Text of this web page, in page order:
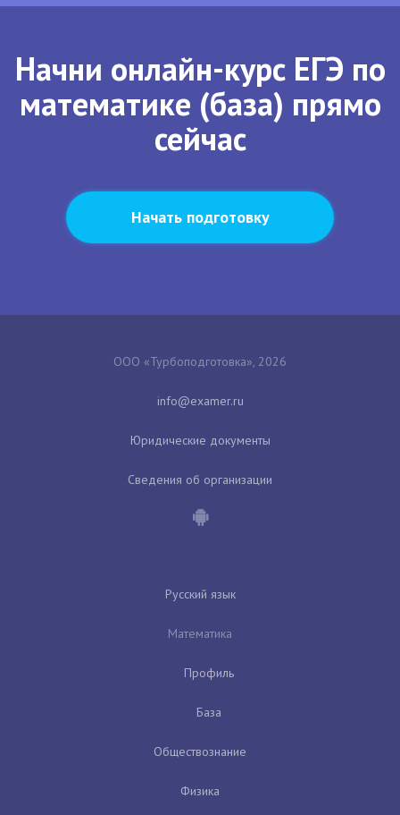
Начни онлайн-курс ЕГЭ по
математике (база) прямо
сейчас
Начать подготовку
ООО «Турбоподготовка», 2026
Юридические документы
Сведения об организации
Русский язык
Математика
Профиль
База
Обществознание
Физика